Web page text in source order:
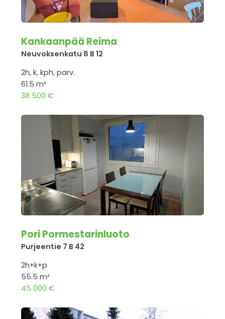
Kankaanpää Reima
Neuvoksenkatu 8 B 12
2h, k, kph, parv.
61.5 m²
38 500 €
Pori Pormestarinluoto
Purjeentie 7 B 42
2h+k+p
55.5 m²
45 000 €